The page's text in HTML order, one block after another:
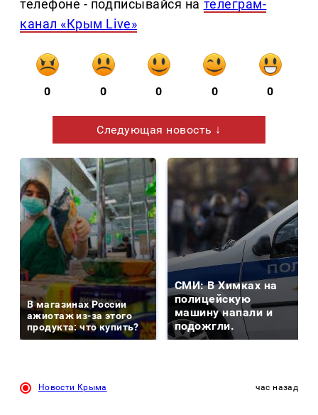
телефоне - подписывайся на телеграм-
канал «Крым Live»
0 0 0 0 0
Следующая новость ↓
В магазинах России
ажиотаж из-за этого
продукта: что купить?
СМИ: В Химках на
полицейскую
машину напали и
подожгли.
Новости Крыма час назад